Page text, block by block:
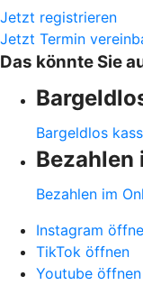
Jetzt registrieren
Jetzt Termin
Das könnte Sie
Bargeldlos
Bezahlen
Bezahlen im
Instagram
TikTok öffnen
Youtube öffnen